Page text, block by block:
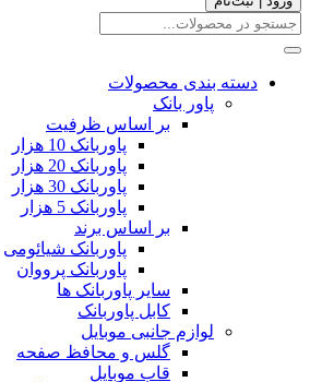
دسته بندی محصولات
پاور بانک
بر اساس ظرفیت
پاوربانک 10 هزار
پاوربانک 20 هزار
پاوربانک 30 هزار
پاوربانک 5 هزار
بر اساس برند
پاوربانک شیائومی
پاوربانک پرووان
سایر پاوربانک ها
کابل پاوربانک
لوازم جانبی موبایل
گلس و محافظ صفحه
قاب موبایل